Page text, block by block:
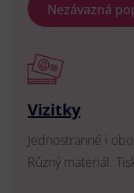
Nezávazná
Vizitky
Jednostranné i
Různý materiál.